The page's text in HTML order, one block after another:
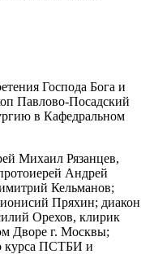
Господа Бога и
Павлово-Посадский
в Кафедральном
Михаил Рязанцев,
Андрей
Кельманов;
Пряхин; диакон
Орехов, клирик
Дворе г. Москвы;
курса ПСТБИ и